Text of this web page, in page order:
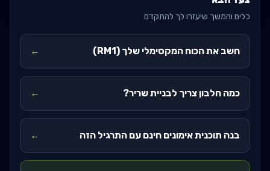
כלים והמשך שיעזרו לך להתקדם
חשב את הכוח המקסימלי שלך (RM1) ←
כמה חלבון צריך לבניית שריר? ←
בנה תוכנית אימונים חינם עם התרגיל הזה ←